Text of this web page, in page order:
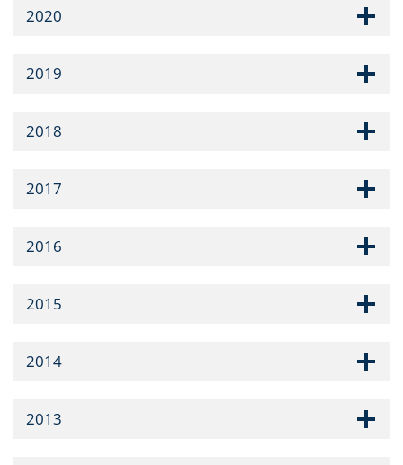
2020
2019
2018
2017
2016
2015
2014
2013